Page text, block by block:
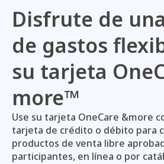
Disfrute de
de gastos
su tarjeta
more™
Use su tarjeta OneCare &more
tarjeta de crédito o débito para
productos de venta libre
participantes, en línea o por